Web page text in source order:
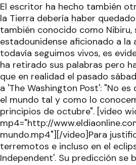
El escritor ha hecho también
la Tierra debería haber
también conocido como
estadounidense aficionado a
todavía seguimos vivos, es
ha retirado sus palabras pero
que en realidad el pasado
a 'The Washington Post': "No
el mundo tal y como lo
principios de octubre". [video
mp4="http://
mundo.mp4"][/video]Para
terremotos e incluso en el
Independent'. Su predicción se